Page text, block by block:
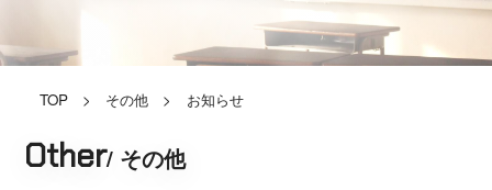
TOP> その他 > お知らせ
Other/ その他